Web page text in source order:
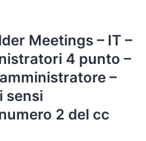
Meetings – IT –
4 punto –
–
sensi
2 del cc